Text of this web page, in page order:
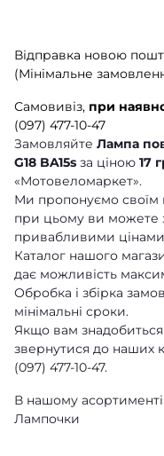
Відправка новою
(Мінімальне
Самовивіз, при
(097) 477-10-47
Замовляйте Лампа
G18 BA15s за ціною 17
«Мотовеломаркет».
Ми пропонуємо своїм
при цьому ви можете
привабливими
Каталог нашого
дає можливість
Обробка і збірка
мінімальні сроки.
Якщо вам
звернутися до наших
(097) 477-10-47.
В нашому асортименті
Лампочки